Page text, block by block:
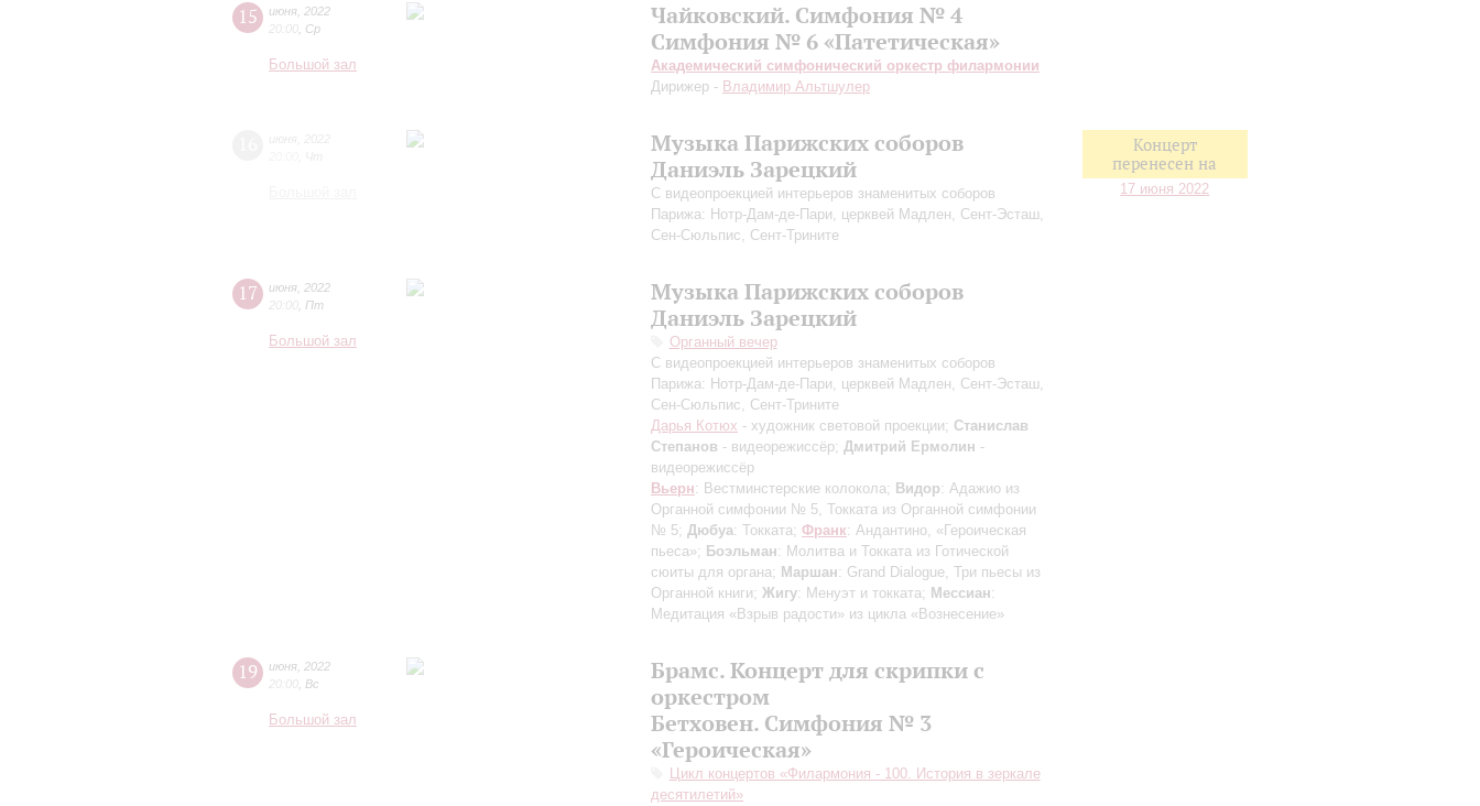
15 июня 2022
20:00 Ср
Большой зал
Чайковский. Симфония № 4
Симфония № 6 «Патетическая»
Академический симфонический оркестр филармонии
Дирижер - Владимир Альтшулер
Музыка Парижских соборов
Даниэль Зарецкий
С видеопроекцией интерьеров знаменитых соборов
Парижа: Нотр-Дам-де-Пари, церквей Мадлен, Сент-Эсташ,
Сен-Сюльпис, Сент-Трините
Концерт
перенесен на
17 июня 2022
17 июня 2022
20:00 Пт
Большой зал
Музыка Парижских соборов
Даниэль Зарецкий
Органный вечер
С видеопроекцией интерьеров знаменитых соборов
Парижа: Нотр-Дам-де-Пари, церквей Мадлен, Сент-Эсташ,
Сен-Сюльпис, Сент-Трините
Дарья Котюх - художник световой проекции; Станислав
Степанов - видеорежиссёр; Дмитрий Ермолин -
видеорежиссёр
Вьерн: Вестминстерские колокола; Видор: Адажио из
Органной симфонии № 5, Токката из Органной симфонии
№ 5; Дюбуа: Токката; Франк: Андантино, «Героическая
пьеса»; Боэльман: Молитва и Токката из Готической
сюиты для органа; Маршан: Grand Dialogue, Три пьесы из
Органной книги; Жигу: Менуэт и токката; Мессиан:
Медитация «Взрыв радости» из цикла «Вознесение»
19 июня 2022
20:00 Вс
Большой зал
Брамс. Концерт для скрипки с
оркестром
Бетховен. Симфония № 3
«Героическая»
Цикл концертов «Филармония - 100. История в зеркале
десятилетий»